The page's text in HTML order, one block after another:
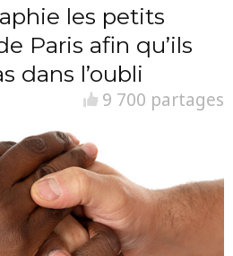
les petits
Paris afin qu’ils
dans l’oubli
9 700 partages